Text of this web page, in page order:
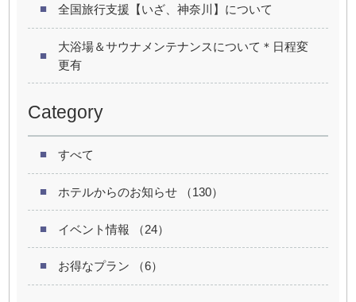
全国旅行支援【いざ、神奈川】について
大浴場＆サウナメンテナンスについて＊日程変
更有
Category
すべて
ホテルからのお知らせ （130）
イベント情報 （24）
お得なプラン （6）